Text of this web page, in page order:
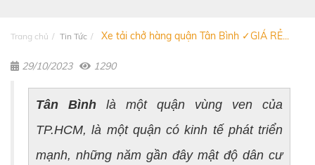
Trang chủ Tin Tức Xe tải chở hàng quận Tân Bình ✓GIÁ RẺ...
29/10/2023 1290
Tân Bình là một quận vùng ven của
TP.HCM, là một quận có kinh tế phát triển
mạnh, những năm gần đây mật độ dân cư